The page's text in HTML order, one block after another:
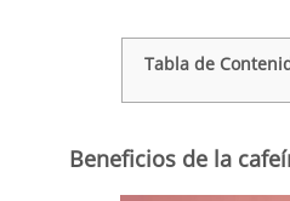
Tabla de
Beneficios de la